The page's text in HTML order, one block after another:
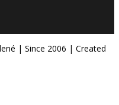
| Since 2006 | Created